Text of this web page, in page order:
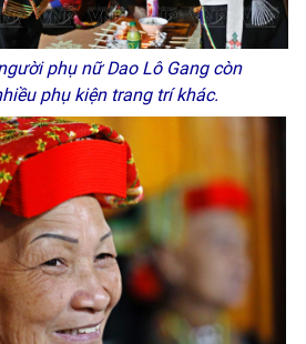
phụ nữ Dao Lô Gang còn
phụ kiện trang trí khác.